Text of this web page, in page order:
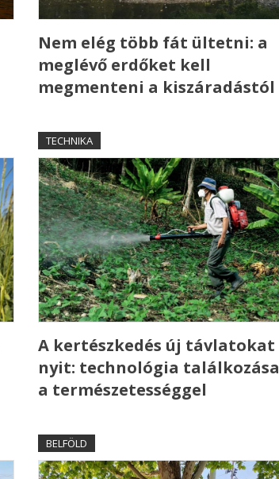
Nem elég több fát ültetni: a
meglévő erdőket kell
megmenteni a kiszáradástól
TECHNIKA
A kertészkedés új távlatokat
nyit: technológia találkozása
a természetességgel
BELFÖLD